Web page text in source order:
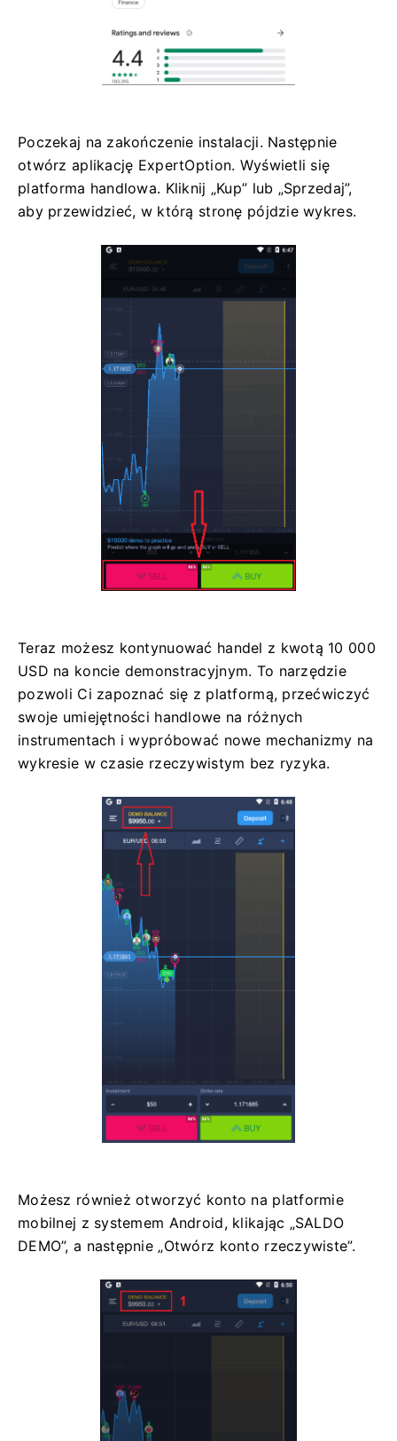
Poczekaj na zakończenie instalacji. Następnie
otwórz aplikację ExpertOption. Wyświetli się
platforma handlowa. Kliknij „Kup” lub „Sprzedaj”,
aby przewidzieć, w którą stronę pójdzie wykres.
Teraz możesz kontynuować handel z kwotą 10 000
USD na koncie demonstracyjnym. To narzędzie
pozwoli Ci zapoznać się z platformą, przećwiczyć
swoje umiejętności handlowe na różnych
instrumentach i wypróbować nowe mechanizmy na
wykresie w czasie rzeczywistym bez ryzyka.
Możesz również otworzyć konto na platformie
mobilnej z systemem Android, klikając „SALDO
DEMO”, a następnie „Otwórz konto rzeczywiste”.